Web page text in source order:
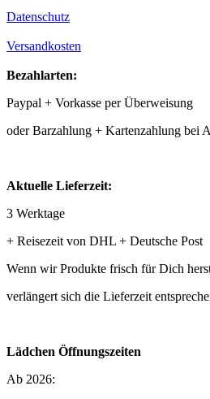
Datenschutz
Versandkosten
Bezahlarten:
Paypal + Vorkasse per Überweisung
oder Barzahlung + Kartenzahlung bei
Aktuelle Lieferzeit:
3 Werktage
+ Reisezeit von DHL + Deutsche Post
Wenn wir Produkte frisch für Dich
verlängert sich die Lieferzeit
Lädchen Öffnungszeiten
Ab 2026: